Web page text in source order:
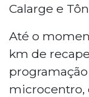
Calarge e
Até o
km de
microcentro,